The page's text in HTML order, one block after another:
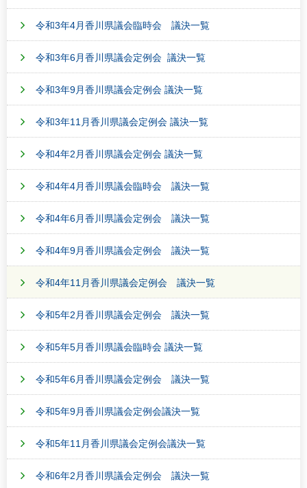
令和3年4月香川県議会臨時会 議決一覧
令和3年6月香川県議会定例会 議決一覧
令和3年9月香川県議会定例会 議決一覧
令和3年11月香川県議会定例会 議決一覧
令和4年2月香川県議会定例会 議決一覧
令和4年4月香川県議会臨時会 議決一覧
令和4年6月香川県議会定例会 議決一覧
令和4年9月香川県議会定例会 議決一覧
令和4年11月香川県議会定例会 議決一覧
令和5年2月香川県議会定例会 議決一覧
令和5年5月香川県議会臨時会 議決一覧
令和5年6月香川県議会定例会 議決一覧
令和5年9月香川県議会定例会議決一覧
令和5年11月香川県議会定例会議決一覧
令和6年2月香川県議会定例会 議決一覧